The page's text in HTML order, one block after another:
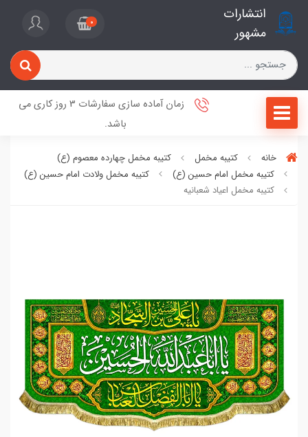
انتشارات
مشهور
0
زمان آماده سازی سفارشات 3 روز کاری می
باشد.
خانه کتیبه مخمل
کتیبه مخمل چهارده معصوم (ع)
کتیبه مخمل امام حسین (ع)
کتیبه مخمل ولادت امام حسین (ع)
کتیبه مخمل اعیاد شعبانیه